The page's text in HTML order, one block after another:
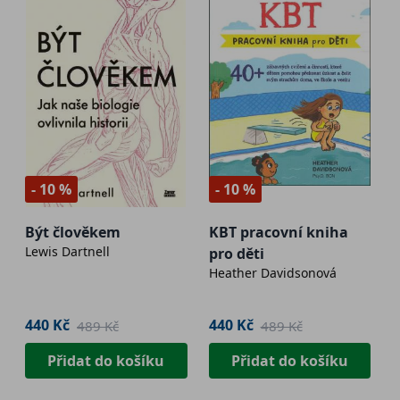
- 10 %
Být člověkem
Lewis Dartnell
440 Kč 489 Kč
Přidat do košíku
- 10 %
KBT pracovní kniha
pro děti
Heather Davidsonová
440 Kč 489 Kč
Přidat do košíku